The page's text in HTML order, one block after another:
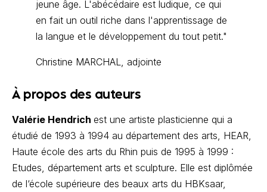
jeune âge. L'abécédaire est ludique, ce qui
en fait un outil riche dans l'apprentissage de
la langue et le développement du tout petit."
Christine MARCHAL, adjointe
À propos des auteurs
Valérie Hendrich est une artiste plasticienne qui a
étudié de 1993 à 1994 au département des arts, HEAR,
Haute école des arts du Rhin puis de 1995 à 1999 :
Etudes, département arts et sculpture. Elle est diplômée
de l‘école supérieure des beaux arts du HBKsaar,